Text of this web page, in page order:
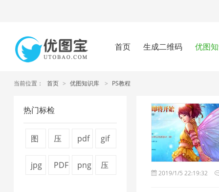
首页 生成二维码 优图
当前位置： 首页 > 优图知识库 > PS教程
热门标检
图
压
pdf
gif
jpg
PDF
png
压
2019/1/5 22:19:32